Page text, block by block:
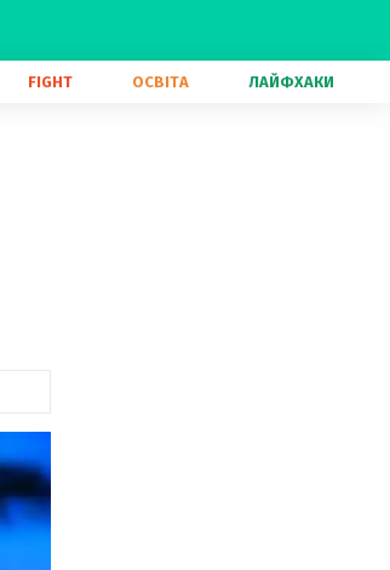
FIGHT ОСВІТА ЛАЙФХАКИ